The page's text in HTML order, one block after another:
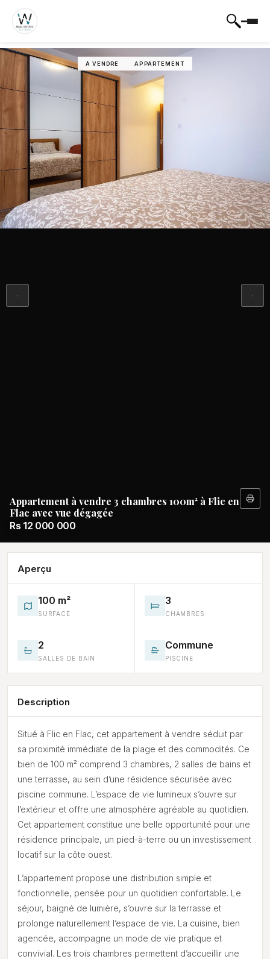
À VENDRE APPARTEMENT
Appartement à vendre 3 chambres 100m² à Flic en
Flac avec vue dégagée
Rs 12 000 000
Aperçu
100 m²
SURFACE
3
CHAMBRES
2
SALLES DE BAIN
Commune
PISCINE
Description
Situé à Flic en Flac, cet appartement à vendre séduit par
sa proximité immédiate de la plage et des commodités. Ce
bien de 100 m² comprend 3 chambres, 2 salles de bains et
une terrasse, au sein d’une résidence sécurisée avec
piscine commune. L’espace de vie lumineux s’ouvre sur
l’extérieur et offre une atmosphère agréable au quotidien.
Cet appartement constitue une belle opportunité pour une
résidence principale, un pied-à-terre ou un investissement
locatif sur la côte ouest.
L’appartement propose une distribution simple et
fonctionnelle, pensée pour un quotidien confortable. Le
séjour, baigné de lumière, s’ouvre sur la terrasse et
prolonge naturellement l’espace de vie. La cuisine, bien
agencée, accompagne un mode de vie pratique et
convivial. Les trois chambres permettent d’accueillir une